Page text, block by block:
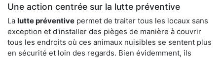
Une action centrée sur la lutte préventive
La lutte préventive permet de traiter tous les locaux sans
exception et d'installer des pièges de manière à couvrir
tous les endroits où ces animaux nuisibles se sentent plus
en sécurité et loin des regards. Bien évidemment, ils